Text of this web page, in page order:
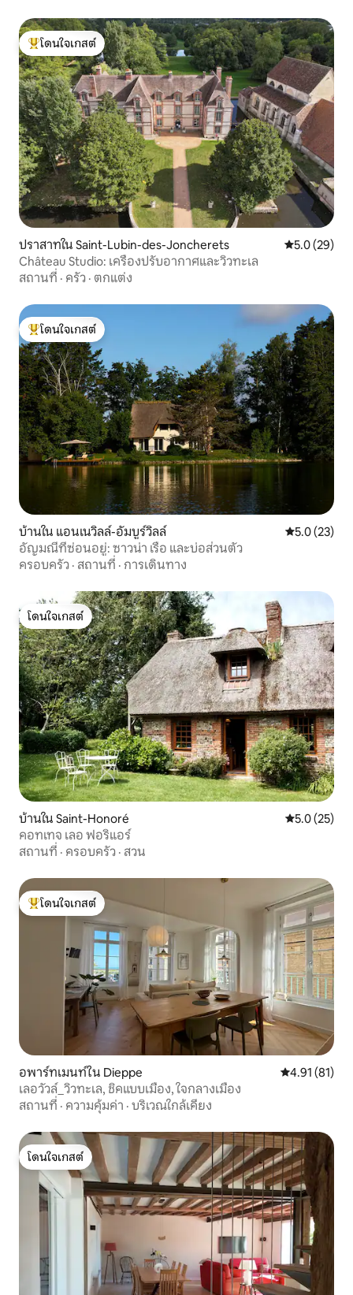
โดนใจเกสต์ที่สุด
โดนใจเกสต์
ปราสาทใน Saint-Lubin-des-Joncherets คะแนนเฉลี่ย
5.0 (29)
Château Studio: เครื่องปรับอากาศและวิวทะเล
สถานที่ · ครัว · ตกแต่ง
โดนใจเกสต์ที่สุด
โดนใจเกสต์
บ้านใน แอนเนวิลล์-อัมบูร์วิลล์ คะแนนเฉลี่ย
5.0 (23)
อัญมณีที่ซ่อนอยู่: ซาวน่า เรือ และบ่อส่วนตัว
ครอบครัว · สถานที่ · การเดินทาง
โดนใจเกสต์
โดนใจเกสต์
บ้านใน Saint-Honoré คะแนนเฉลี่ย
5.0 (25)
คอทเทจ เลอ ฟอริแอร์
สถานที่ · ครอบครัว · สวน
โดนใจเกสต์ที่สุด
โดนใจเกสต์
อพาร์ทเมนท์ใน Dieppe คะแนนเฉลี่ย
4.91 (81)
เลอวัวล์_วิวทะเล, ชิคแบบเมือง, ใจกลางเมือง
สถานที่ · ความคุ้มค่า · บริเวณใกล้เคียง
โดนใจเกสต์
โดนใจเกสต์